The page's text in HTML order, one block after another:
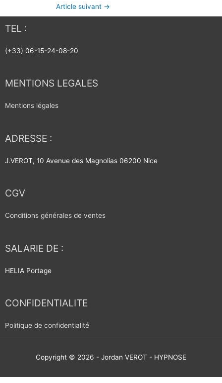
Article suivant →
TEL :
(+33) 06-15-24-08-20
MENTIONS LEGALES
Mentions légales
ADRESSE :
J.VEROT, 10 Avenue des Magnolias 06200 Nice
CGV
Conditions générales de ventes
SALARIE DE :
HELIA Portage
CONFIDENTIALITE
Politique de confidentialité
Copyright © 2026 - Jordan VEROT - HYPNOSE